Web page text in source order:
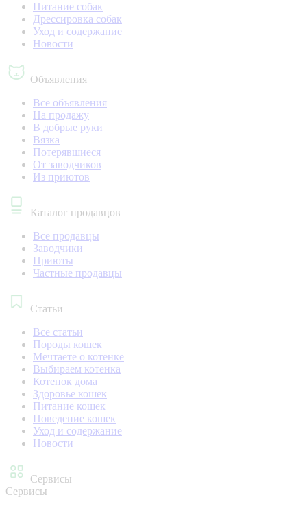
Питание собак
Дрессировка собак
Уход и содержание
Новости
Объявления
Все объявления
На продажу
В добрые руки
Вязка
Потерявшиеся
От заводчиков
Из приютов
Каталог продавцов
Все продавцы
Заводчики
Приюты
Частные продавцы
Статьи
Все статьи
Породы кошек
Мечтаете о котенке
Выбираем котенка
Котенок дома
Здоровье кошек
Питание кошек
Поведение кошек
Уход и содержание
Новости
Сервисы
Сервисы